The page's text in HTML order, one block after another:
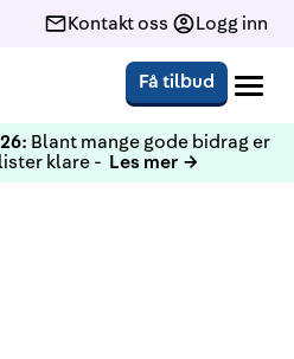
Kontakt oss Logg inn
Få tilbud
Blant mange gode bidrag er
klare -
Les mer →